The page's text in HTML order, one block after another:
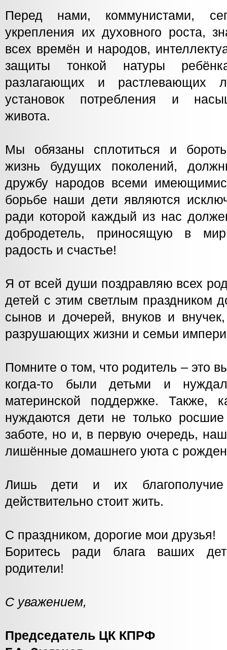
Перед нами, коммунистами,
укрепления их духовного роста,
всех времён и народов,
защиты тонкой натуры
разлагающих и растлевающих
установок потребления и
живота.
Мы обязаны сплотиться и
жизнь будущих поколений,
дружбу народов всеми
борьбе наши дети являются
ради которой каждый из нас
добродетель, приносящую в
радость и счастье!
Я от всей души поздравляю всех
детей с этим светлым праздником
сынов и дочерей, внуков и
разрушающих жизни и семьи
Помните о том, что родитель – это
когда-то были детьми и
материнской поддержке. Также,
нуждаются дети не только
заботе, но и, в первую очередь,
лишённые домашнего уюта с
Лишь дети и их
действительно стоит жить.
С праздником, дорогие мои друзья!
Боритесь ради блага ваших
родители!
С уважением,
Председатель ЦК КПРФ